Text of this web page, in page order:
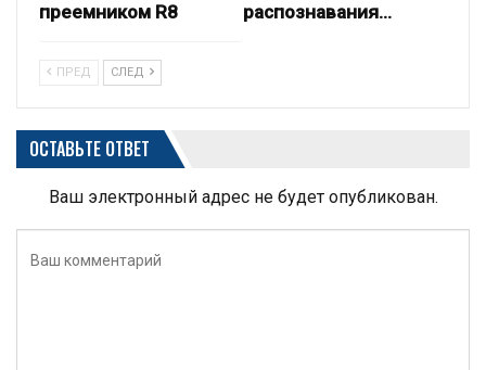
преемником R8
распознавания…
ПРЕД СЛЕД
ОСТАВЬТЕ ОТВЕТ
Ваш электронный адрес не будет опубликован.